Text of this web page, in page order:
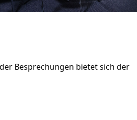
Besprechungen bietet sich der